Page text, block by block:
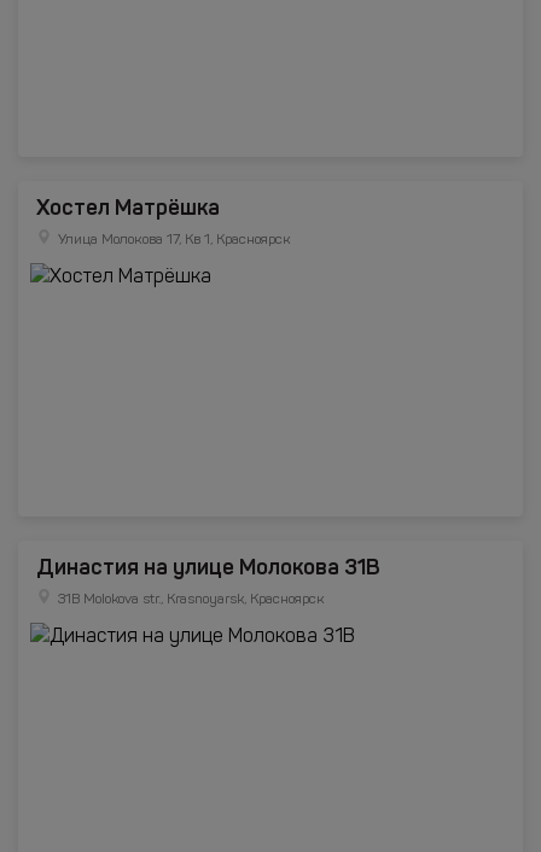
Хостел Матрёшка
Улица Молокова 17, Кв 1, Красноярск
Династия на улице Молокова 31В
31B Molokova str., Krasnoyarsk, Красноярск